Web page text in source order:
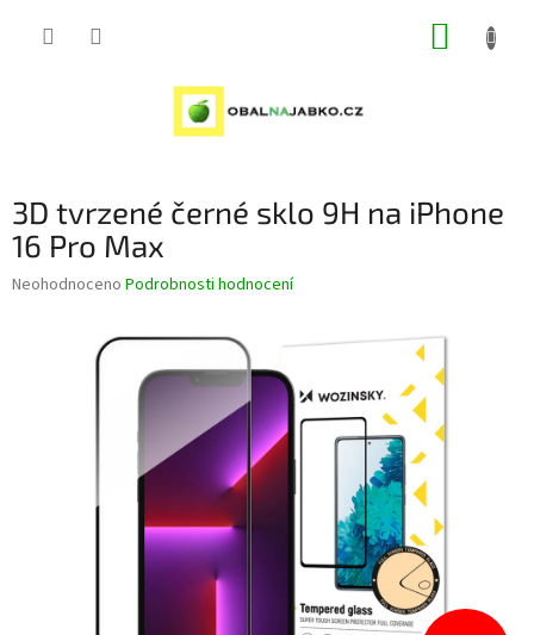
3D tvrzené černé sklo 9H na iPhone
16 Pro Max
Průměrné
Neohodnoceno Podrobnosti hodnocení